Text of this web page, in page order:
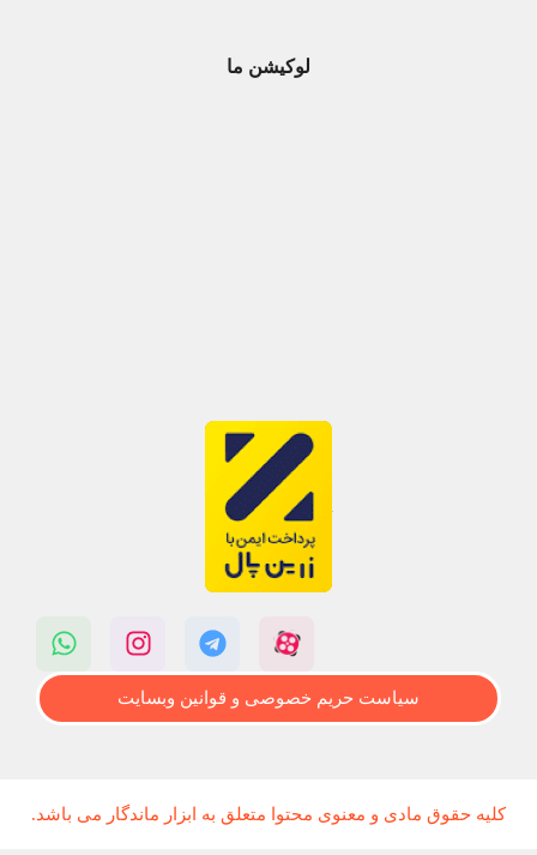
لوکیشن ما
سیاست حریم خصوصی و قوانین وبسایت
کلیه حقوق مادی و معنوی محتوا متعلق به ابزار ماندگار می باشد.